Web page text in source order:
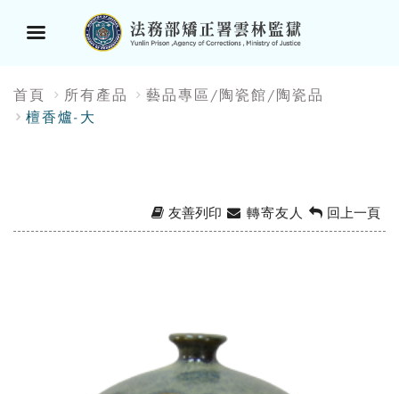
單
首頁 所有產品
藝品專區/陶瓷館/陶瓷品
檀香爐-大
友善列印 轉寄友人 回上一頁